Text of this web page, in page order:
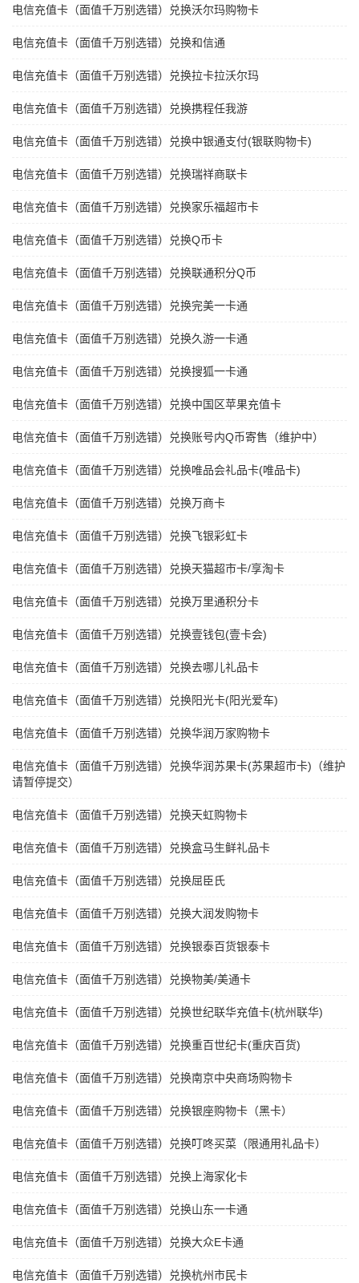
电信充值卡（面值千万别选错）兑换沃尔玛购物卡
电信充值卡（面值千万别选错）兑换和信通
电信充值卡（面值千万别选错）兑换拉卡拉沃尔玛
电信充值卡（面值千万别选错）兑换携程任我游
电信充值卡（面值千万别选错）兑换中银通支付(银联购物卡)
电信充值卡（面值千万别选错）兑换瑞祥商联卡
电信充值卡（面值千万别选错）兑换家乐福超市卡
电信充值卡（面值千万别选错）兑换Q币卡
电信充值卡（面值千万别选错）兑换联通积分Q币
电信充值卡（面值千万别选错）兑换完美一卡通
电信充值卡（面值千万别选错）兑换久游一卡通
电信充值卡（面值千万别选错）兑换搜狐一卡通
电信充值卡（面值千万别选错）兑换中国区苹果充值卡
电信充值卡（面值千万别选错）兑换账号内Q币寄售（维护中）
电信充值卡（面值千万别选错）兑换唯品会礼品卡(唯品卡)
电信充值卡（面值千万别选错）兑换万商卡
电信充值卡（面值千万别选错）兑换飞银彩虹卡
电信充值卡（面值千万别选错）兑换天猫超市卡/享淘卡
电信充值卡（面值千万别选错）兑换万里通积分卡
电信充值卡（面值千万别选错）兑换壹钱包(壹卡会)
电信充值卡（面值千万别选错）兑换去哪儿礼品卡
电信充值卡（面值千万别选错）兑换阳光卡(阳光爱车)
电信充值卡（面值千万别选错）兑换华润万家购物卡
电信充值卡（面值千万别选错）兑换华润苏果卡(苏果超市卡)（维护
请暂停提交）
电信充值卡（面值千万别选错）兑换天虹购物卡
电信充值卡（面值千万别选错）兑换盒马生鲜礼品卡
电信充值卡（面值千万别选错）兑换屈臣氏
电信充值卡（面值千万别选错）兑换大润发购物卡
电信充值卡（面值千万别选错）兑换银泰百货银泰卡
电信充值卡（面值千万别选错）兑换物美/美通卡
电信充值卡（面值千万别选错）兑换世纪联华充值卡(杭州联华)
电信充值卡（面值千万别选错）兑换重百世纪卡(重庆百货)
电信充值卡（面值千万别选错）兑换南京中央商场购物卡
电信充值卡（面值千万别选错）兑换银座购物卡（黑卡）
电信充值卡（面值千万别选错）兑换叮咚买菜（限通用礼品卡）
电信充值卡（面值千万别选错）兑换上海家化卡
电信充值卡（面值千万别选错）兑换山东一卡通
电信充值卡（面值千万别选错）兑换大众E卡通
电信充值卡（面值千万别选错）兑换杭州市民卡